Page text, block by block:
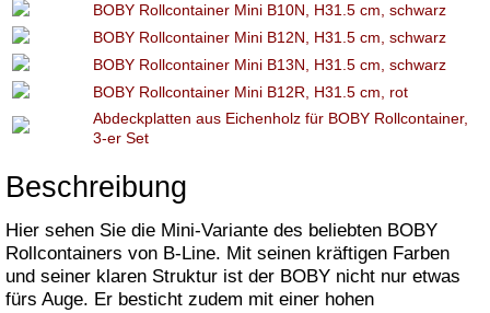
BOBY Rollcontainer Mini B10N, H31.5 cm, schwarz
BOBY Rollcontainer Mini B12N, H31.5 cm, schwarz
BOBY Rollcontainer Mini B13N, H31.5 cm, schwarz
BOBY Rollcontainer Mini B12R, H31.5 cm, rot
Abdeckplatten aus Eichenholz für BOBY Rollcontainer,
3-er Set
Beschreibung
Hier sehen Sie die Mini-Variante des beliebten BOBY
Rollcontainers von B-Line. Mit seinen kräftigen Farben
und seiner klaren Struktur ist der BOBY nicht nur etwas
fürs Auge. Er besticht zudem mit einer hohen